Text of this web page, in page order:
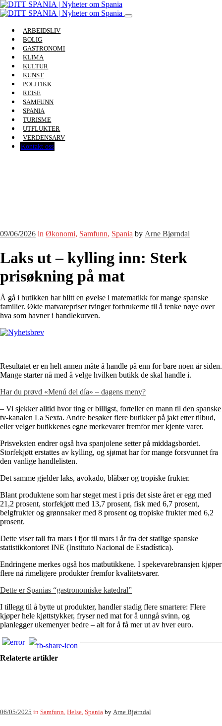
ARBEIDSLIV
BOLIG
GASTRONOMI
KLIMA
KULTUR
KUNST
POLITIKK
REISE
SAMFUNN
SPANIA
TURISME
UTFLUKTER
VERDENSARV
Kontakt oss
09/06/2026 in Økonomi, Samfunn, Spania by Arne Bjørndal
Laks ut – kylling inn: Sterk
prisøkning på mat
Å gå i butikken har blitt en øvelse i matematikk for mange spanske
familier. Økte matvarepriser tvinger forbrukerne til å tenke nøye over
hva som havner i handlekurven.
Resultatet er en helt annen måte å handle på enn for bare noen år siden.
Mange starter nå med å velge hvilken butikk de skal handle i.
Har du prøvd «Menú del día» – dagens meny?
– Vi sjekker alltid hvor ting er billigst, forteller en mann til den spanske
tv-kanalen La Sexta. Andre besøker flere butikker på jakt etter tilbud,
eller velger butikkenes egne merkevarer fremfor mer kjente varer.
Prisveksten endrer også hva spanjolene setter på middagsbordet.
Storfekjøtt erstattes av kylling, og sjømat har for mange forsvunnet fra
den vanlige handlelisten.
Det samme gjelder laks, avokado, blåbær og tropiske frukter.
Blant produktene som har steget mest i pris det siste året er egg med
21,2 prosent, storfekjøtt med 13,7 prosent, fisk med 6,7 prosent,
belgfrukter og grønnsaker med 8 prosent og tropiske frukter med 6,2
prosent.
Dette viser tall fra mars i fjor til mars i år fra det statlige spanske
statistikkontoret INE (Instituto Nacional de Estadística).
Endringene merkes også hos matbutikkene. I spekevarebransjen kjøper
flere nå rimeligere produkter fremfor kvalitetsvarer.
Dette er Spanias “gastronomiske katedral”
I tillegg til å bytte ut produkter, handler stadig flere smartere: Flere
kjøper hele kjøttstykker, fryser ned mat for å unngå svinn, og
planlegger ukemenyer bedre – alt for å få mer ut av hver euro.
Relaterte artikler
06/05/2025 in Samfunn Helse Spania by Arne Bjørndal